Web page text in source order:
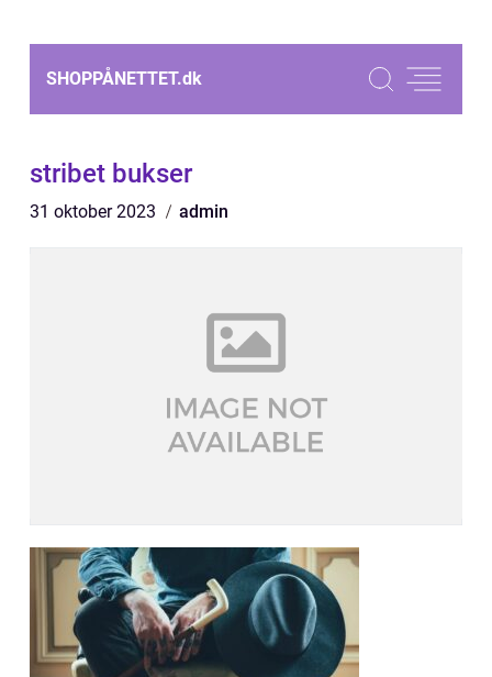
SHOPPÅNETTET.dk
stribet bukser
31 oktober 2023 admin